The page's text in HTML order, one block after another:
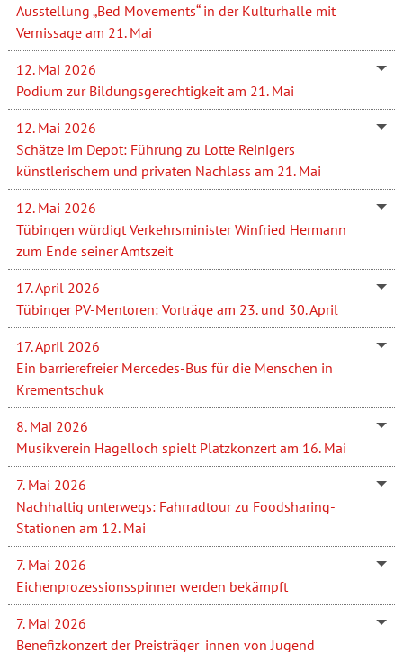
Ausstellung „Bed Movements“ in der Kulturhalle mit
Vernissage am 21. Mai
12. Mai 2026
Podium zur Bildungsgerechtigkeit am 21. Mai
12. Mai 2026
Schätze im Depot: Führung zu Lotte Reinigers
künstlerischem und privaten Nachlass am 21. Mai
12. Mai 2026
Tübingen würdigt Verkehrsminister Winfried Hermann
zum Ende seiner Amtszeit
17. April 2026
Tübinger PV-Mentoren: Vorträge am 23. und 30. April
17. April 2026
Ein barrierefreier Mercedes-Bus für die Menschen in
Krementschuk
8. Mai 2026
Musikverein Hagelloch spielt Platzkonzert am 16. Mai
7. Mai 2026
Nachhaltig unterwegs: Fahrradtour zu Foodsharing-
Stationen am 12. Mai
7. Mai 2026
Eichenprozessionsspinner werden bekämpft
7. Mai 2026
Benefizkonzert der Preisträger_innen von Jugend